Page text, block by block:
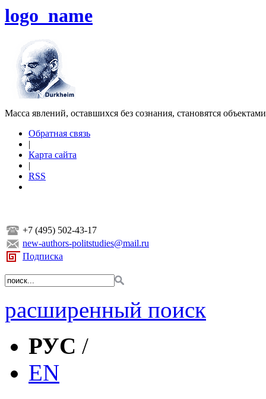
logo_name
Масса явлений, оставшихся без сознания, становятся
Обратная связь
|
Карта сайта
|
RSS
+7 (495) 502-43-17
new-authors-politstudies@mail.ru
Подписка
расширенный поиск
РУС /
EN